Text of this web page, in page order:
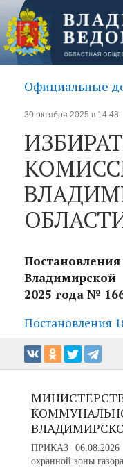
Официальные
30 октября 2025 в 14:48
2025 года №
Постановления
ПРИКАЗ
охранной зоны